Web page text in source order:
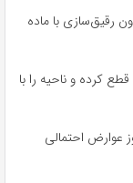
رقیق‌سازی با ماده
کرده و ناحیه را با
عوارض احتمالی